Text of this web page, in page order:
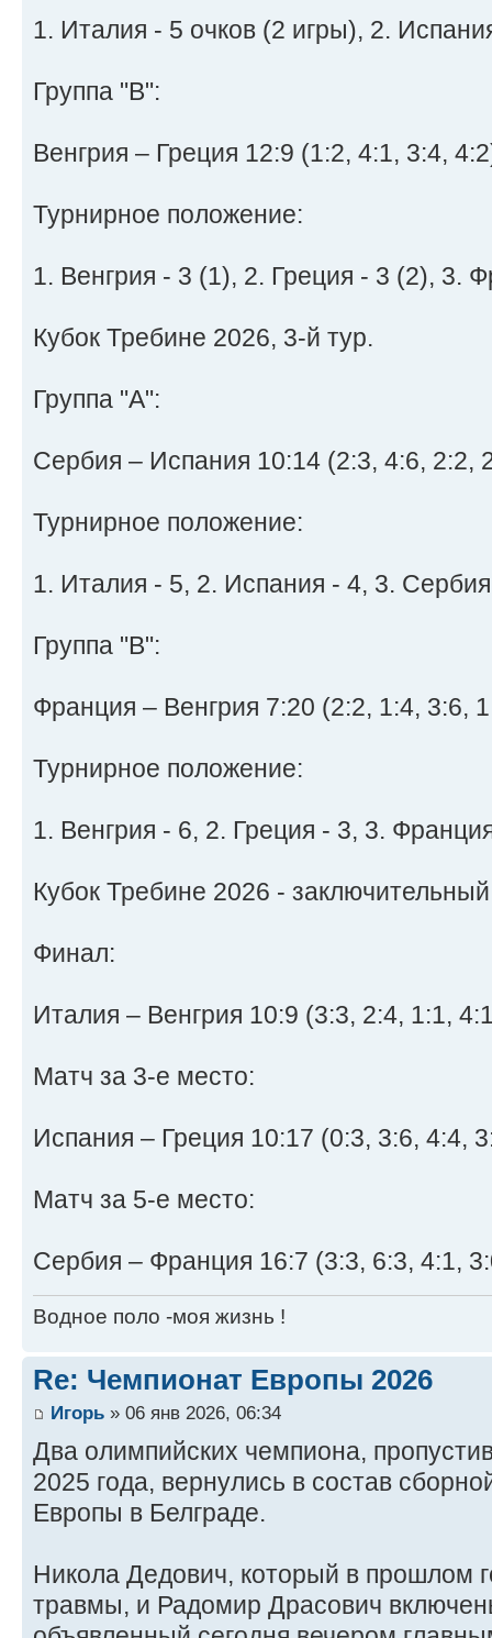
1. Италия - 5 очков (2 игры), 2.
Группа "B":
Венгрия – Греция 12:9 (1:2, 4:1, 3:4,
Турнирное положение:
1. Венгрия - 3 (1), 2. Греция - 3 (2), 3.
Кубок Требине 2026, 3-й тур.
Группа "А":
Сербия – Испания 10:14 (2:3, 4:6, 2:2,
Турнирное положение:
1. Италия - 5, 2. Испания - 4, 3.
Группа "B":
Франция – Венгрия 7:20 (2:2, 1:4, 3:6,
Турнирное положение:
1. Венгрия - 6, 2. Греция - 3, 3.
Кубок Требине 2026 -
Финал:
Италия – Венгрия 10:9 (3:3, 2:4, 1:1,
Матч за 3-е место:
Испания – Греция 10:17 (0:3, 3:6, 4:4,
Матч за 5-е место:
Сербия – Франция 16:7 (3:3, 6:3, 4:1,
Водное поло -моя жизнь !
Re: Чемпионат Европы 2026
Игорь » 06 янв 2026, 06:34
Два олимпийских чемпиона,
2025 года, вернулись в состав
Европы в Белграде.
Никола Дедович, который в прошлом
травмы, и Радомир Драсович